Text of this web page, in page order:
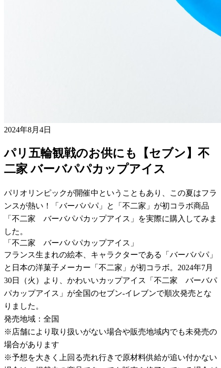
2024年8月4日
パリ五輪観戦のお供にも【セブン】不
二家 バーバパパカップアイス
パリオリンピックが開催中ということもあり、この夏はフラ
ンスが熱い！「バーバパパ」と「不二家」が初コラボ商品
「不二家 バーバパパカップアイス」を実際に購入してみま
した。
「不二家 バーバパパカップアイス」
フランス生まれの絵本、キャラクターである「バーバパパ」
と日本の洋菓子メーカー「不二家」が初コラボ。2024年7月
30日（火）より、かわいいカップアイス「不二家 バーバパ
パカップアイス」が全国のセブン-イレブンで順次発売とな
りました。
発売地域：全国
※店舗により取り扱いがない場合や販売地域内でも未発売の
場合があります
※予想を大きく上回る売れ行きで原材料供給が追い付かない